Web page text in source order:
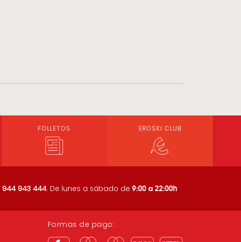
FOLLETOS EROSKI CLUB
944 943 444. De lunes a sábado de 9:00 a 22:00h
Formas de pago: